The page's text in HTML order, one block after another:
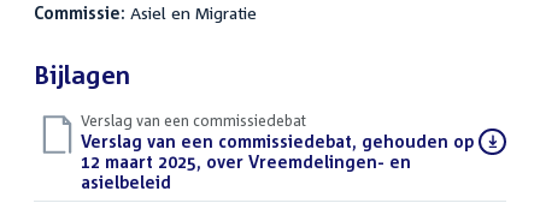
Commissie: Asiel en Migratie
Bijlagen
Verslag van een commissiedebat
Download
bestand:
Verslag van een commissiedebat, gehouden op
12 maart 2025, over Vreemdelingen- en
asielbeleid